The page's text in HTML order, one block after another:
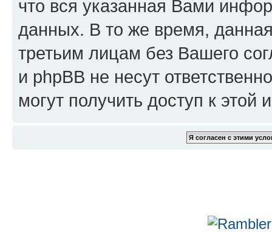
что вся указанная Вами
данных. В то же время,
третьим лицам без Вашего
и phpBB не несут
могут получить доступ к